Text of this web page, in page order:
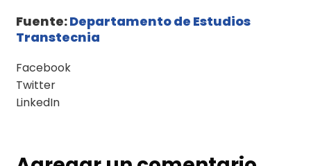
Fuente:Departamento de Estudios
Transtecnia
Facebook
Twitter
LinkedIn